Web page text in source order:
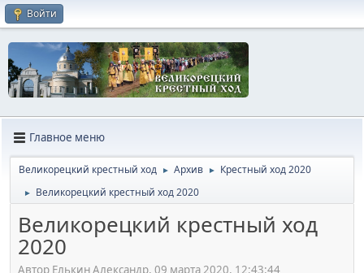
Войти
Главное меню
Великорецкий крестный ход ► Архив ► Крестный ход 2020
► Великорецкий крестный ход 2020
Великорецкий крестный ход
2020
Автор Елькин Александр, 09 марта 2020, 12:43:44